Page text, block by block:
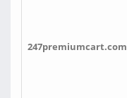
247premiumcart.com